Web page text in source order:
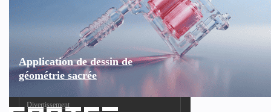
Application de dessin de
géométrie sacrée
Divertissement